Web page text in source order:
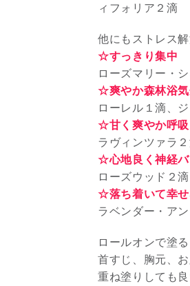
ィフォリア２滴
他にもストレス
☆すっきり集中
ローズマリー・
☆爽やか森林浴
ローレル１滴、
☆甘く爽やか呼吸
ラヴィンツァラ
☆心地良く神経バ
ローズウッド２
☆落ち着いて幸
ラベンダー・ア
ロールオンで塗
首すじ、胸元、
重ね塗りしても